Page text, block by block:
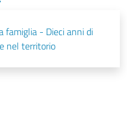
famiglia - Dieci anni di
nel territorio